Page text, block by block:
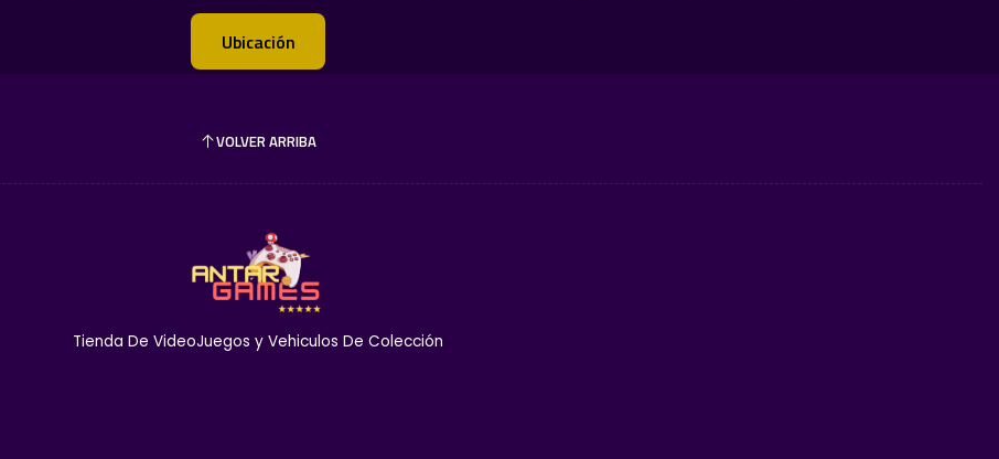
Ubicación
VOLVER ARRIBA
Tienda De VideoJuegos y Vehiculos De Colección